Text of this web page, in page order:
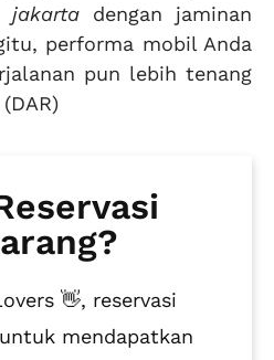
jakartadengan jaminan
performa mobil Anda
pun lebih tenang
👋, reservasi
mendapatkan